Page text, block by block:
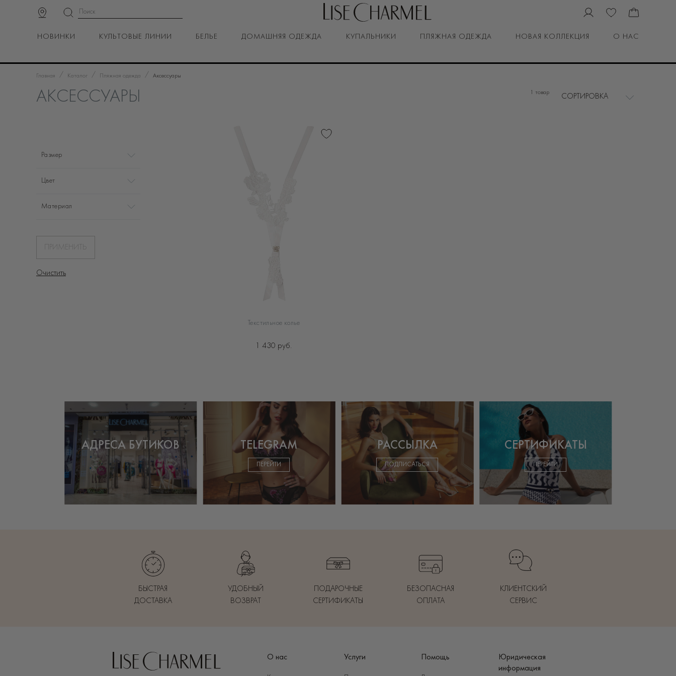
НОВИНКИ КУЛЬТОВЫЕ ЛИНИИ БЕЛЬЕ ДОМАШНЯЯ ОДЕЖДА КУПАЛЬНИКИ ПЛЯЖНАЯ ОДЕЖДА НОВАЯ КОЛЛЕКЦИЯ О НАС
Главная / Каталог / Пляжная одежда / Аксессуары
АКСЕССУАРЫ 1 товар СОРТИРОВКА
Размер
Цвет
Материал
ПРИМЕНИТЬ
Очистить
Текстильное колье
1 430 руб.
АДРЕСА БУТИКОВ TELEGRAM
ПЕРЕЙТИ
РАССЫЛКА
ПОДПИСАТЬСЯ
СЕРТИФИКАТЫ
ПЕРЕЙТИ
БЫСТРАЯ
ДОСТАВКА
УДОБНЫЙ
ВОЗВРАТ
ПОДАРОЧНЫЕ
СЕРТИФИКАТЫ
БЕЗОПАСНАЯ
ОПЛАТА
КЛИЕНТСКИЙ
СЕРВИС
О нас Услуги Помощь
Юридическая
информация